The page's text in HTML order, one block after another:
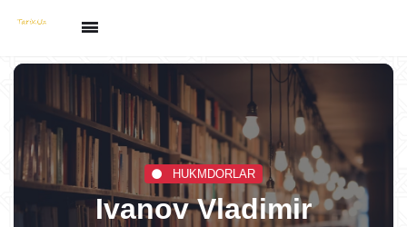
HUKMDORLAR
Ivanov Vladimir